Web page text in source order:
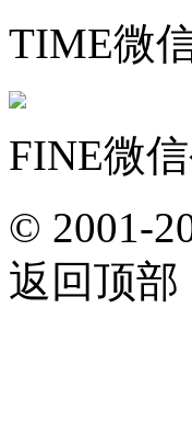
TIME微
FINE微
© 2001-
返回顶部